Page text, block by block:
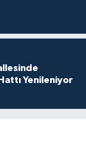
Yenileniyor